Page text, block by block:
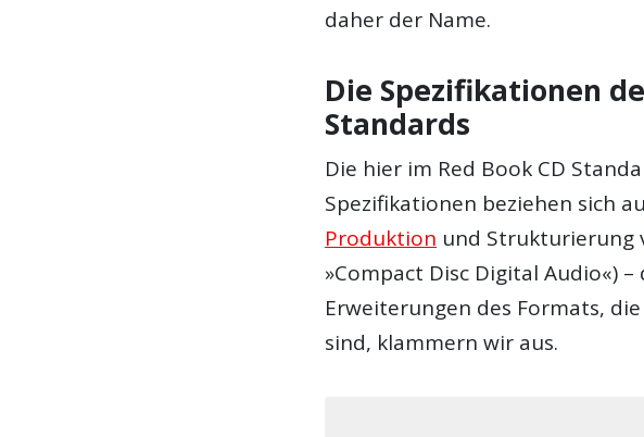
daher der Name.
Die Spezifikationen
Standards
Die hier im Red Book CD
Spezifikationen beziehen sich
Produktion und Strukturierung
»Compact Disc Digital Audio«)
Erweiterungen des Formats,
sind, klammern wir aus.